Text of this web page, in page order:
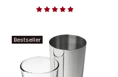
Bestseller